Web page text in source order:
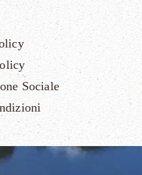
Sociale